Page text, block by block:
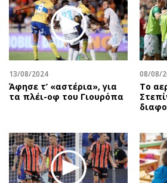
13/08/2024
Άφησε τ’ «αστέρια», για
τα πλέι-οφ του Γιουρόπα
08/08/
Το